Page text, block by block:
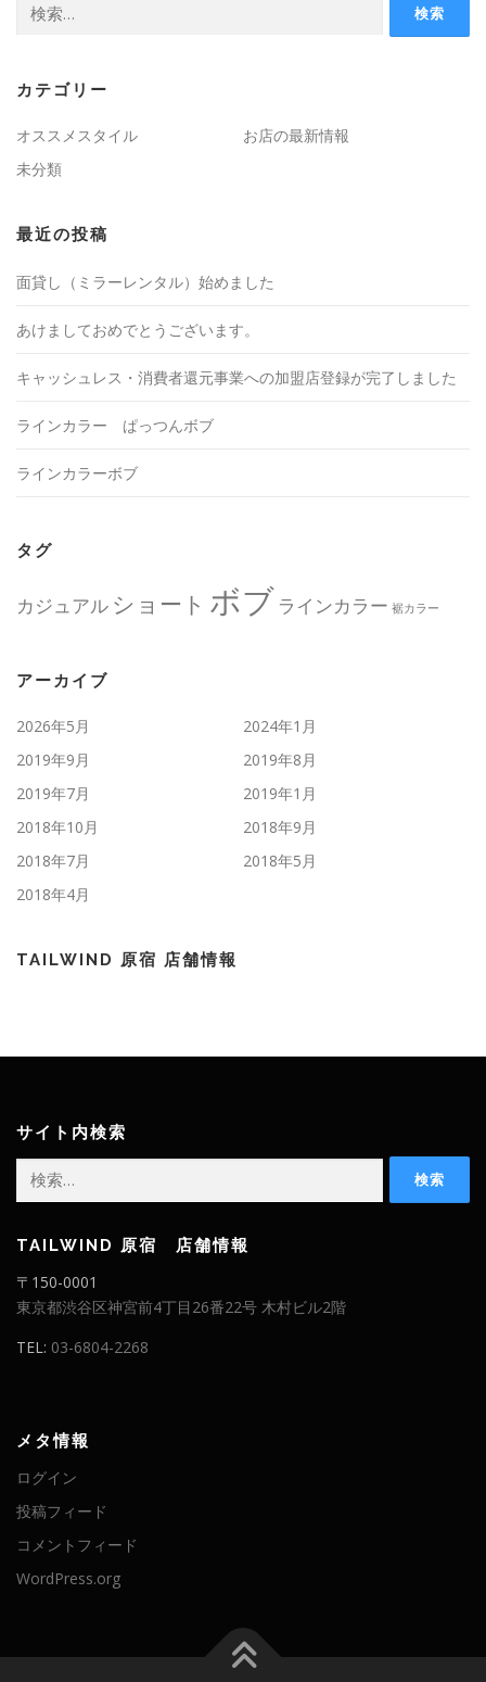
索:
カテゴリー
オススメスタイル
お店の最新情報
未分類
最近の投稿
面貸し（ミラーレンタル）始めました
あけましておめでとうございます。
キャッシュレス・消費者還元事業への加盟店登録が完了しました
ラインカラー ぱっつんボブ
ラインカラーボブ
タグ
カジュアル ショート ボブ ラインカラー 裾カラー
アーカイブ
2026年5月
2024年1月
2019年9月
2019年8月
2019年7月
2019年1月
2018年10月
2018年9月
2018年7月
2018年5月
2018年4月
TAILWIND 原宿 店舗情報
サイト内検索
索:
TAILWIND 原宿 店舗情報
〒150-0001
東京都渋谷区神宮前4丁目26番22号 木村ビル2階
TEL: 03-6804-2268
メタ情報
ログイン
投稿フィード
コメントフィード
WordPress.org